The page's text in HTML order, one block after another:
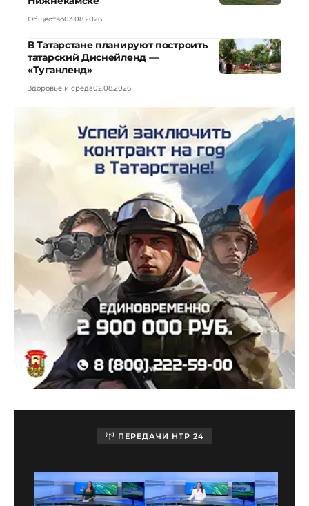
Общество03.08.2026
В Татарстане планируют построить
татарский Диснейленд —
«Туганленд»
Здоровье и среда02.08.2026
ПЕРЕДАЧИ НТР 24